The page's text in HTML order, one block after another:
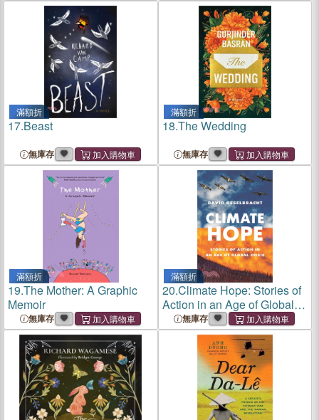
滿額折
17.Beast
無庫存
滿額折
18.The Wedding
無庫存
滿額折
19.The Mother: A Graphic
Memoir
無庫存
滿額折
20.Climate Hope: Stories of
Action in an Age of Global
Crisis無庫存